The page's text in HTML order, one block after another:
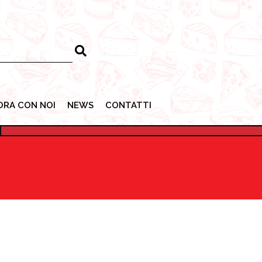
CON NOI NEWS CONTATTI